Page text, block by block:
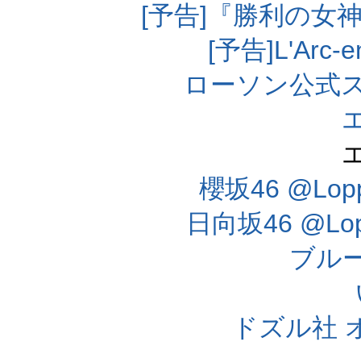
[予告]『勝利の女
[予告]L'Arc-
ローソン公式
櫻坂46
日向坂46
ブル
ドズル社